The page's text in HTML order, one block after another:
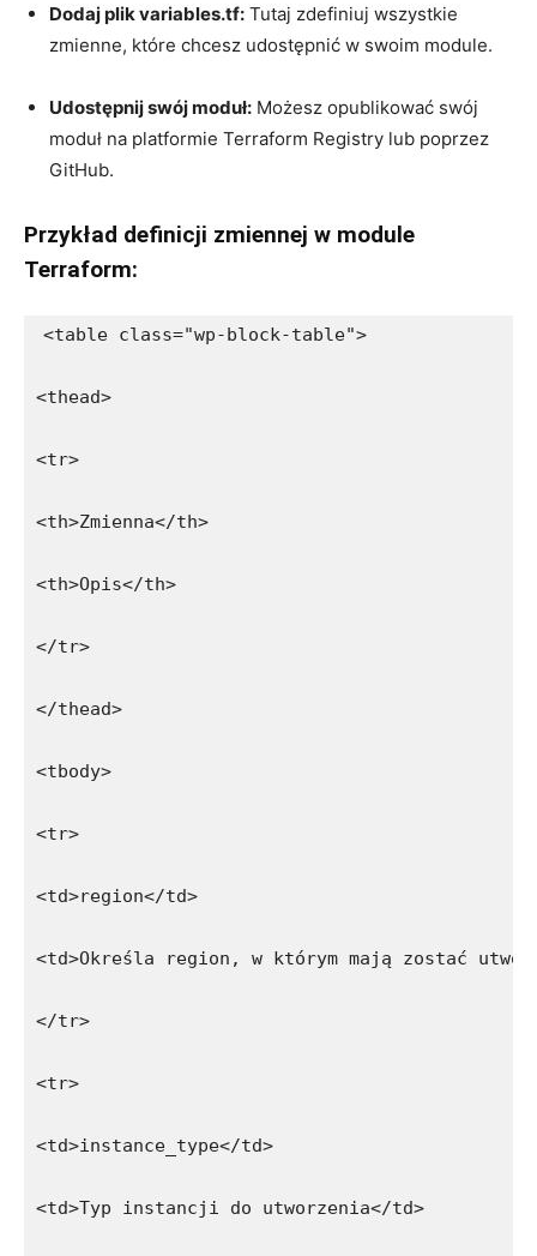
Dodaj plik variables.tf: Tutaj zdefiniuj wszystkie
zmienne, które ⁣chcesz ⁣udostępnić w swoim‌ module.
Udostępnij swój moduł: Możesz ​opublikować‌ swój
moduł na platformie Terraform ​Registry ⁢lub poprzez
GitHub.
Przykład definicji zmiennej w⁣ module
Terraform:
<table class="wp-block-table">
<thead>
<tr>
<th>Zmienna</th>
<th>Opis</th>
</tr>
</thead>
<tbody>
<tr>
<td>region</td>
<td>Określa region, w którym mają zostać
</tr>
<tr>
<td>instance_type</td>
<td>Typ instancji do utworzenia</td>